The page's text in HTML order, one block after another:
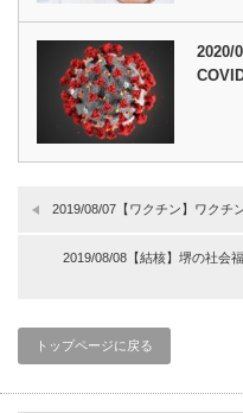
2020/
2019/08/07【ワクチン】ワク
2019/08/08【結核】堺の社会
トップページに戻る